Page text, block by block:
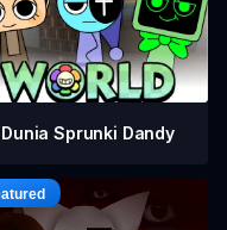
Dunia Sprunki Dandy